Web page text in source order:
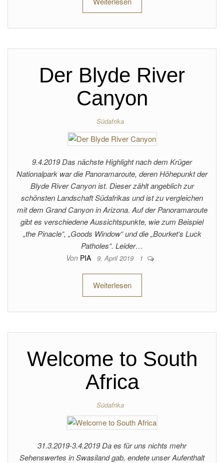
Der Blyde River
Canyon
Südafrika
9.4.2019 Das nächste Highlight nach dem Krüger
Nationalpark war die Panoramaroute, deren Höhepunkt der
Blyde River Canyon ist. Dieser zählt angeblich zur
schönsten Landschaft Südafrikas und ist zu vergleichen
mit dem Grand Canyon in Arizona. Auf der Panoramaroute
gibt es verschiedene Aussichtspunkte, wie zum Beispiel
„the Pinacle“, „Goods Window“ und die „Bourket‘s Luck
Patholes“. Leider…
Von PIA 9. April 2019 1
Weiterlesen
Welcome to South
Africa
Südafrika
31.3.2019-3.4.2019 Da es für uns nichts mehr
Sehenswertes in Swasiland gab, endete unser Aufenthalt